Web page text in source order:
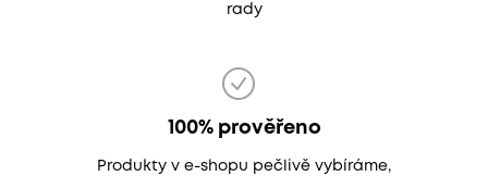
rady
100% prověřeno
Produkty v e-shopu pečlivě vybíráme,